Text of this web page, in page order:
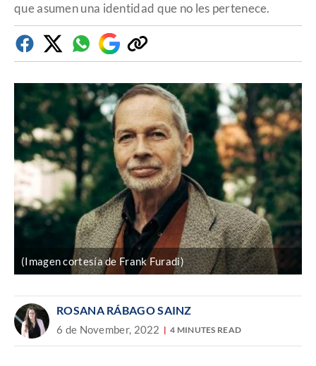
que asumen una identidad que no les pertenece.
FacebookTwitterWhatsapp
Google
Discover
Copiar
enlace
(Imagen cortesía de Frank Furadi)
ROSANA RÁBAGO SAINZ
6 de November, 2022 4 MINUTES READ